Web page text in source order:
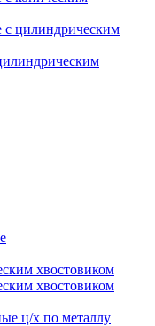
цилиндрическим
хвостовиком
хвостовиком
ц/х по металлу